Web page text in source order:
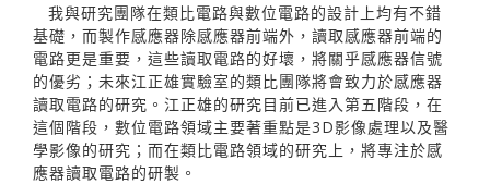
我與研究團隊在類比電路與數位電路的設計上均有不錯
基礎，而製作感應器除感應器前端外，讀取感應器前端的
電路更是重要，這些讀取電路的好壞，將關乎感應器信號
的優劣；未來江正雄實驗室的類比團隊將會致力於感應器
讀取電路的研究。江正雄的研究目前已進入第五階段，在
這個階段，數位電路領域主要著重點是3D影像處理以及醫
學影像的研究；而在類比電路領域的研究上，將專注於感
應器讀取電路的研製。